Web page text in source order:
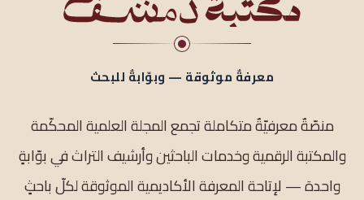
معرفةٌ موثوقة — وبوّابةٌ للبحث
منصّةٌ معرفيّةٌ متكاملة تجمع المجلة العلمية المحكّمة
والمكتبة الرقمية وخدمات الباحثين وأرشيف التراث في بوّابةٍ
واحدة — لإتاحة المعرفة الأكاديمية الموثوقة لكلّ باحثٍ